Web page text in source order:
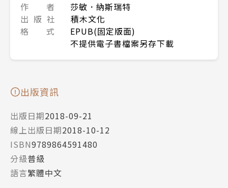
作 者
莎敏．納斯瑞特
出 版 社
積木文化
格 式
EPUB(固定版面)
不提供電子書檔案另存下載
出版資訊
出版日期2018-09-21
線上出版日期2018-10-12
ISBN9789864591480
分級普級
語言繁體中文